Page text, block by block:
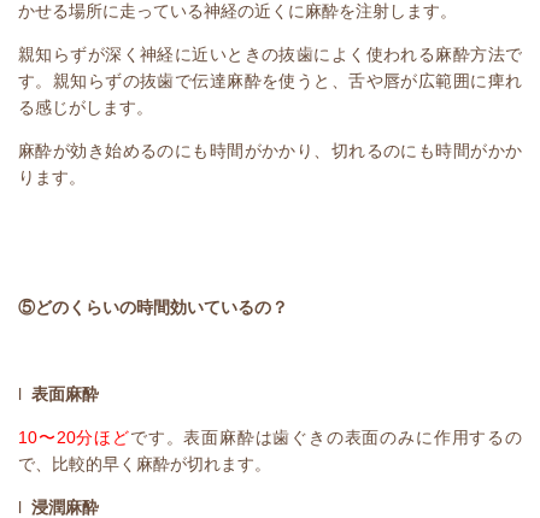
かせる場所に走っている神経の近くに麻酔を注射します。
親知らずが深く神経に近いときの抜歯によく使われる麻酔方法で
す。親知らずの抜歯で伝達麻酔を使うと、舌や唇が広範囲に痺れ
る感じがします。
麻酔が効き始めるのにも時間がかかり、切れるのにも時間がかか
ります。
⑤どのくらいの時間効いているの？
l 表面麻酔
10〜20分ほどです。表面麻酔は歯ぐきの表面のみに作用するの
で、比較的早く麻酔が切れます。
l 浸潤麻酔